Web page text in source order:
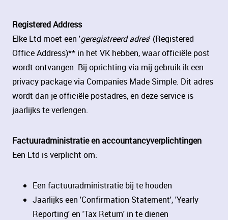
Registered Address
Elke Ltd moet een 'geregistreerd adres' (Registered
Office Address)** in het VK hebben, waar officiële post
wordt ontvangen. Bij oprichting via mij gebruik ik een
privacy package via Companies Made Simple. Dit adres
wordt dan je officiële postadres, en deze service is
jaarlijks te verlengen.
Factuuradministratie en accountancyverplichtingen
Een Ltd is verplicht om:
Een factuuradministratie bij te houden
Jaarlijks een 'Confirmation Statement', 'Yearly
Reporting' en 'Tax Return' in te dienen